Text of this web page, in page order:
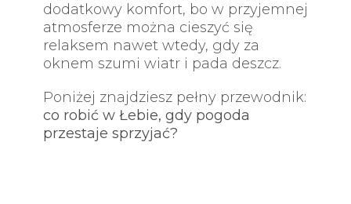
dodatkowy komfort, bo w przyjemnej
atmosferze można cieszyć się
relaksem nawet wtedy, gdy za
oknem szumi wiatr i pada deszcz.
Poniżej znajdziesz pełny przewodnik:
co robić w Łebie, gdy pogoda
przestaje sprzyjać?